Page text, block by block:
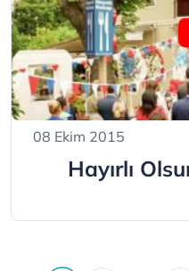
08 Ekim 2015
Hayırlı